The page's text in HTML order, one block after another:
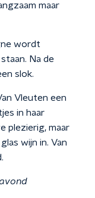
maar
wordt
Na de
slok.
Vleuten een
in haar
plezierig, maar
wijn in. Van